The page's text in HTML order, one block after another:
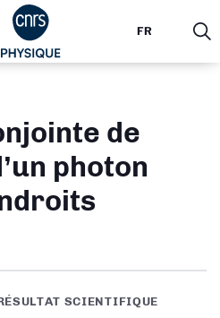
FR
de
photon
SCIENTIFIQUE